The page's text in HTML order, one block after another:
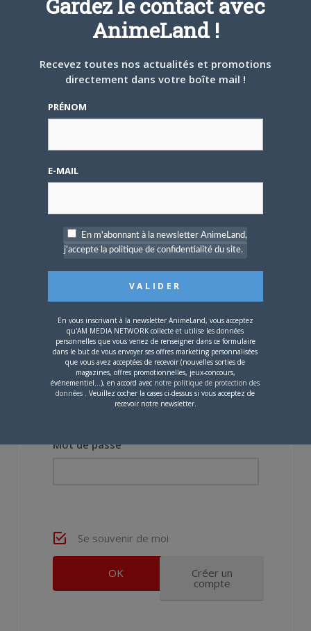
Une nouvelle série TV
Digimon en préparation
[Entretien] Mokochan : «
mieux le manga
originel.»
Nom d'utilisateur ou adresse e-mail
Mot de passe
Se souvenir de moi
Créer un
compte
Gardez le contact avec
AnimeLand !
Recevez toutes nos actualités et promotions
directement dans votre boîte mail !
PRÉNOM
E-MAIL
En m'abonnant à la newsletter AnimeLand,
j'accepte la politique de confidentialité du site.
En vous inscrivant à la newsletter AnimeLand, vous acceptez
qu'AM MEDIA NETWORK collecte et utilise les données
personnelles que vous venez de renseigner dans ce formulaire
dans le but de vous envoyer ses offres marketing personnalisées
que vous avez acceptées de recevoir (nouvelles sorties de
magazines, offres promotionnelles, jeux-concours,
événementiel...), en accord avec notre politique de protection des
données . Veuillez cocher la cases ci-dessus si vous acceptez de
recevoir notre newsletter.